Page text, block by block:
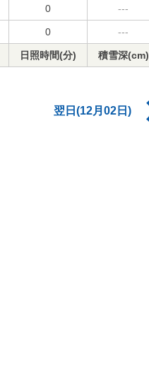
0 ---
0 ---
日照時間(分) 積雪深(cm)
翌日(12月02日)